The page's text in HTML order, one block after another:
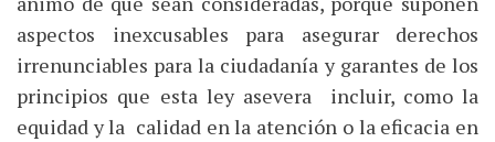
aspectos inexcusables para asegurar derechos
irrenunciables para la ciudadanía y garantes de los
principios que esta ley asevera incluir, como la
equidad y la calidad en la atención o la eficacia en